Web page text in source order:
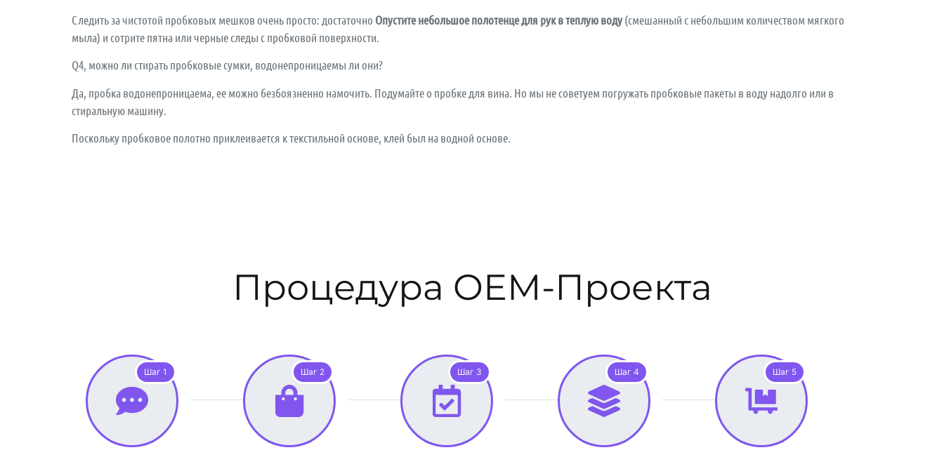
Следить за чистотой пробковых мешков очень просто: достаточно Опустите небольшое полотенце для рук в теплую воду (смешанный с небольшим количеством мягкого
мыла) и сотрите пятна или черные следы с пробковой поверхности.
Q4, можно ли стирать пробковые сумки, водонепроницаемы ли они?
Да, пробка водонепроницаема, ее можно безбоязненно намочить. Подумайте о пробке для вина. Но мы не советуем погружать пробковые пакеты в воду надолго или в
стиральную машину.
Поскольку пробковое полотно приклеивается к текстильной основе, клей был на водной основе.
Процедура OEM-Проекта
Шаг 1 Шаг 2 Шаг 3 Шаг 4 Шаг 5